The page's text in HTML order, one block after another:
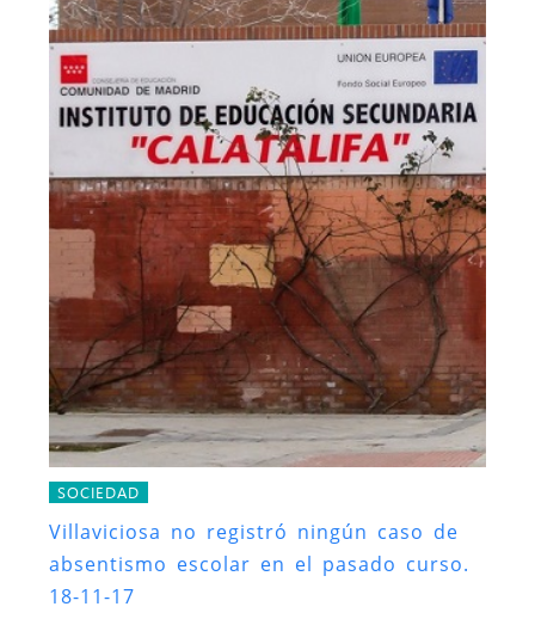
SOCIEDAD
Villaviciosa no registró ningún caso de
absentismo escolar en el pasado curso.
18-11-17